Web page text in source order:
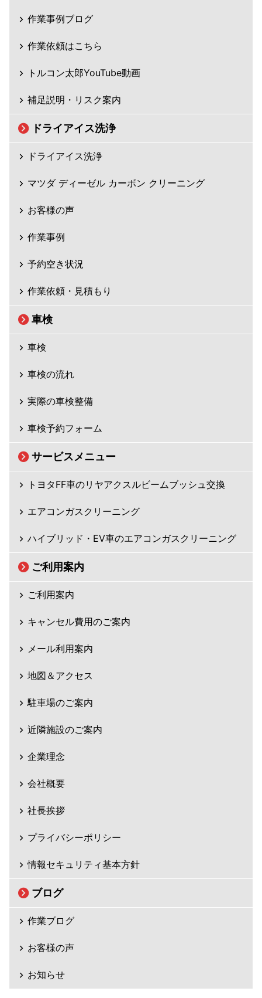
作業事例ブログ
作業依頼はこちら
トルコン太郎YouTube動画
補足説明・リスク案内
ドライアイス洗浄
ドライアイス洗浄
マツダ ディーゼル カーボン クリーニング
お客様の声
作業事例
予約空き状況
作業依頼・見積もり
車検
車検
車検の流れ
実際の車検整備
車検予約フォーム
サービスメニュー
トヨタFF車のリヤアクスルビームブッシュ交換
エアコンガスクリーニング
ハイブリッド・EV車のエアコンガスクリーニング
ご利用案内
ご利用案内
キャンセル費用のご案内
メール利用案内
地図＆アクセス
駐車場のご案内
近隣施設のご案内
企業理念
会社概要
社長挨拶
プライバシーポリシー
情報セキュリティ基本方針
ブログ
作業ブログ
お客様の声
お知らせ